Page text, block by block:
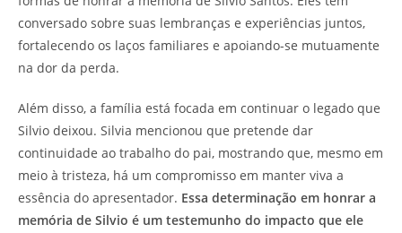
conversado sobre suas lembranças e experiências juntos,
fortalecendo os laços familiares e apoiando-se mutuamente
na dor da perda.
Além disso, a família está focada em continuar o legado que
Silvio deixou. Silvia mencionou que pretende dar
continuidade ao trabalho do pai, mostrando que, mesmo em
meio à tristeza, há um compromisso em manter viva a
essência do apresentador. Essa determinação em honrar a
memória de Silvio é um testemunho do impacto que ele